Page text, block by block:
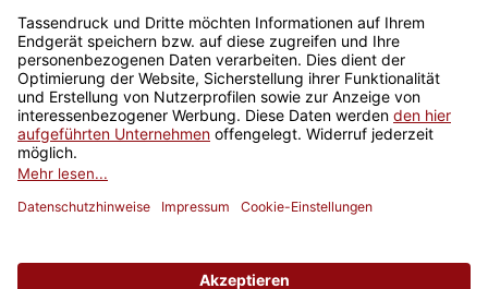
Newsletter